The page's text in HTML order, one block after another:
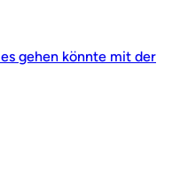
gehen könnte mit der